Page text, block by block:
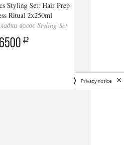
Styling Set: Hair Prep
Ritual 2x250ml
волос Styling Set
6500 a
Privacy notice